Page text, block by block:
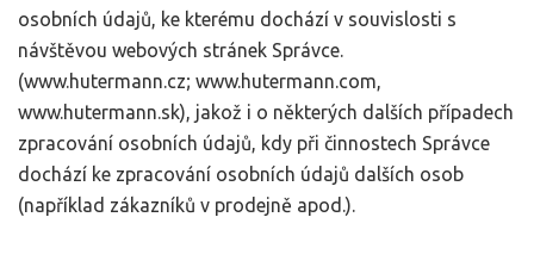
osobních údajů, ke kterému dochází v souvislosti s
návštěvou webových stránek Správce.
(www.hutermann.cz; www.hutermann.com,
www.hutermann.sk), jakož i o některých dalších případech
zpracování osobních údajů, kdy při činnostech Správce
dochází ke zpracování osobních údajů dalších osob
(například zákazníků v prodejně apod.).